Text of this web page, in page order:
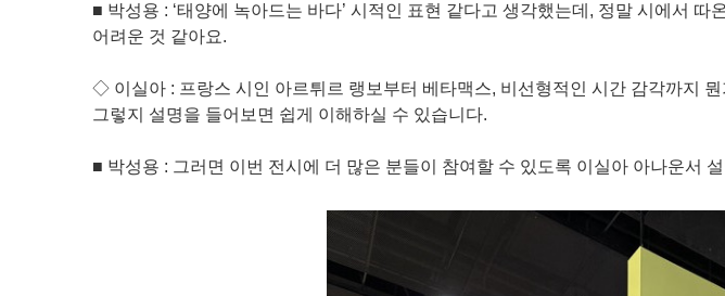
■ 박성용 : ‘태양에 녹아드는 바다’ 시적인 표현 같다고 생각했는데, 정말 시에서 따
어려운 것 같아요.
◇ 이실아 : 프랑스 시인 아르튀르 랭보부터 베타맥스, 비선형적인 시간 감각까지
그렇지 설명을 들어보면 쉽게 이해하실 수 있습니다.
■ 박성용 : 그러면 이번 전시에 더 많은 분들이 참여할 수 있도록 이실아 아나운서